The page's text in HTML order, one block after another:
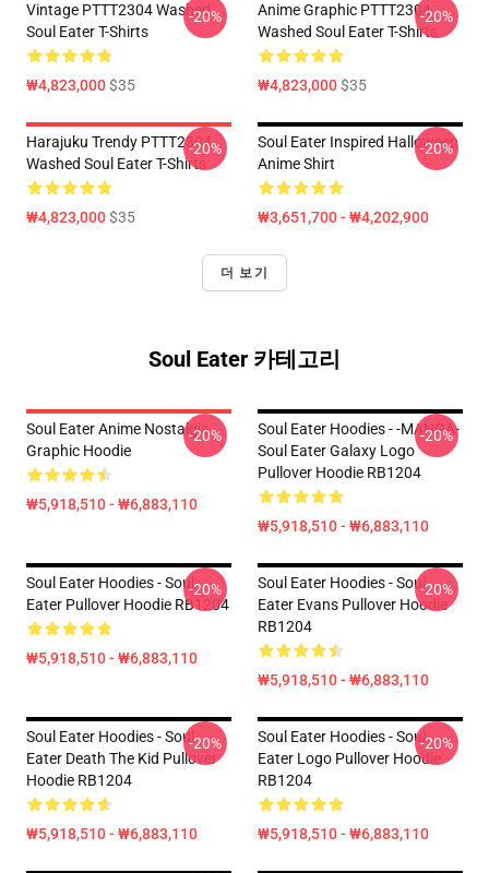
Vintage PTTT2304 Washed
Soul Eater T-Shirts
₩4,823,000$35
-20%
Anime Graphic PTTT2304
Washed Soul Eater T-Shirts
₩4,823,000$35
-20%
Harajuku Trendy PTTT2304
Washed Soul Eater T-Shirts
₩4,823,000$35
-20%
Soul Eater Inspired Halloween
Anime Shirt
₩3,651,700 - ₩4,202,900
-20%
더 보기
Soul Eater 카테고리
Soul Eater Anime Nostalgia
Graphic Hoodie
₩5,918,510 - ₩6,883,110
-20%
Soul Eater Hoodies - -MANGA-
Soul Eater Galaxy Logo
Pullover Hoodie RB1204
₩5,918,510 - ₩6,883,110
-20%
Soul Eater Hoodies - Soul
Eater Pullover Hoodie RB1204
₩5,918,510 - ₩6,883,110
-20%
Soul Eater Hoodies - Soul
Eater Evans Pullover Hoodie
RB1204
₩5,918,510 - ₩6,883,110
-20%
Soul Eater Hoodies - Soul
Eater Death The Kid Pullover
Hoodie RB1204
₩5,918,510 - ₩6,883,110
-20%
Soul Eater Hoodies - Soul
Eater Logo Pullover Hoodie
RB1204
₩5,918,510 - ₩6,883,110
-20%